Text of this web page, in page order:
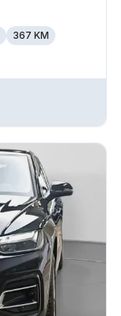
367 KM